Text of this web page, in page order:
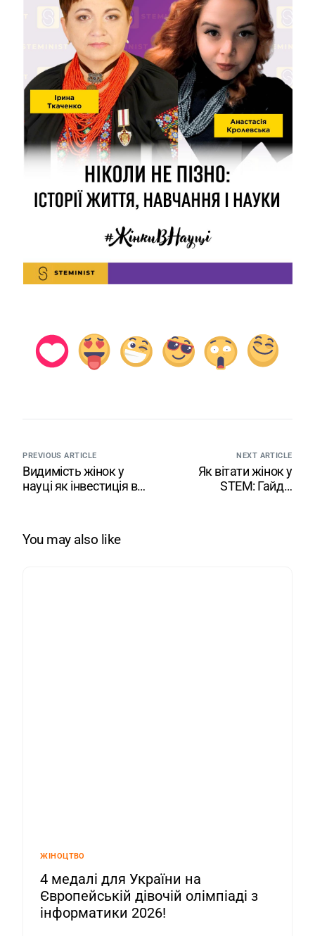
PREVIOUS ARTICLE
Видимість жінок у
науці як інвестиція в
NEXT ARTICLE
Як вітати жінок у
STEM: Гайд з
You may also like
ЖІНОЦТВО
4 медалі для України на
Європейській дівочій олімпіаді з
інформатики 2026!